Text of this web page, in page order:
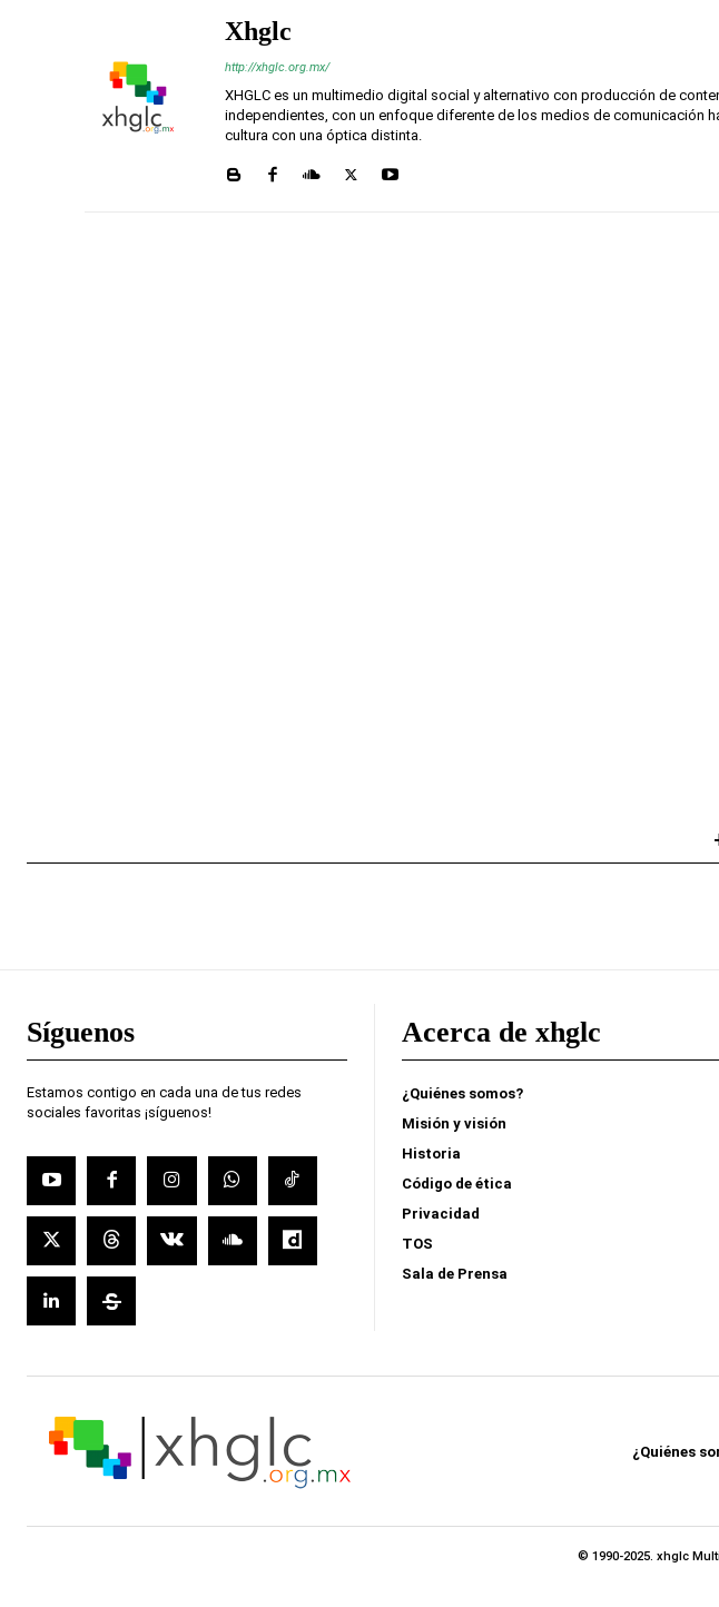
Xhglc
http://xhglc.org.mx/
XHGLC es un multimedio digital social y alternativo con producción de
independientes, con un enfoque diferente de los medios de comunicación
cultura con una óptica distinta.
Síguenos
Estamos contigo en cada una de tus redes
sociales favoritas ¡síguenos!
Acerca de xhglc
¿Quiénes somos?
Misión y visión
Historia
Código de ética
Privacidad
TOS
Sala de Prensa
¿Quiénes
© 1990-2025. xhglc